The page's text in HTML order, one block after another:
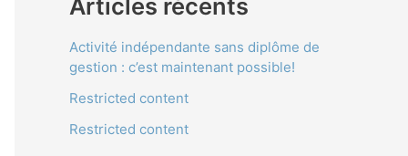
Articles récents
Activité indépendante sans diplôme de
gestion : c’est maintenant possible!
Restricted content
Restricted content